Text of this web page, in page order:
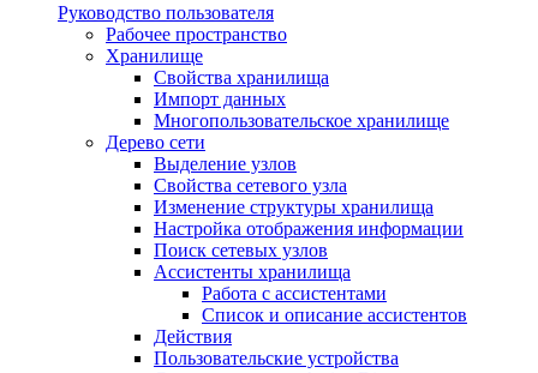
Руководство пользователя
Рабочее пространство
Хранилище
Свойства хранилища
Импорт данных
Многопользовательское хранилище
Дерево сети
Выделение узлов
Свойства сетевого узла
Изменение структуры хранилища
Настройка отображения информации
Поиск сетевых узлов
Ассистенты хранилища
Работа с ассистентами
Список и описание ассистентов
Действия
Пользовательские устройства